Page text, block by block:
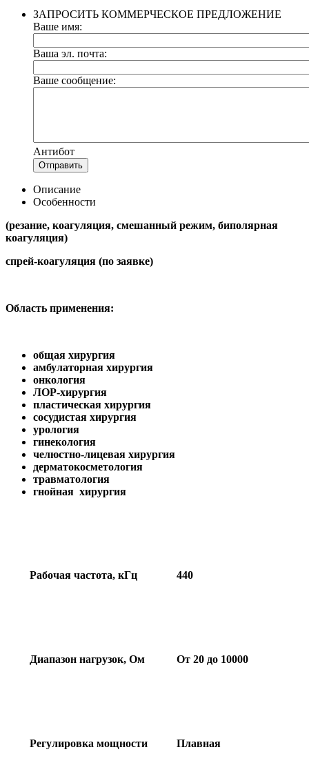
ЗАПРОСИТЬ КОММЕРЧЕСКОЕ ПРЕДЛОЖЕНИЕ
Ваше имя:
Ваша эл. почта:
Ваше сообщение:
Антибот
Отправить
Описание
Особенности
(резание, коагуляция, смешанный режим, биполярная
коагуляция)
спрей-коагуляция (по заявке)
Область применения:
общая хирургия
амбулаторная хирургия
онкология
ЛОР-хирургия
пластическая хирургия
сосудистая хирургия
урология
гинекология
челюстно-лицевая хирургия
дерматокосметология
травматология
гнойная хирургия
Рабочая частота, кГц 440
Диапазон нагрузок, Ом От 20 до 10000
Регулировка мощности Плавная